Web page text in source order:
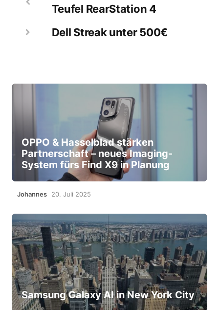
Teufel RearStation 4
Dell Streak unter 500€
OPPO & Hasselblad stärken
Partnerschaft – neues Imaging-
System fürs Find X9 in Planung
Johannes 20. Juli 2025
Samsung Galaxy AI in New York City